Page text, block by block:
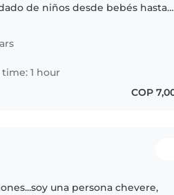
de niños desde bebés hasta
1 hour
COP
una persona chevere,